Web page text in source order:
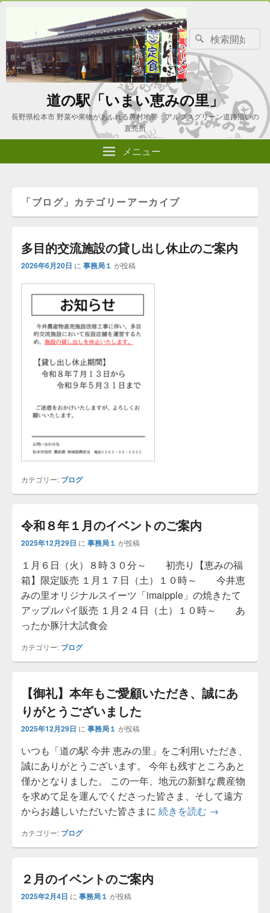
道の駅「いまい恵みの里」
長野県松本市 野菜や果物があふれる農村地帯：アルプスグリーン道路沿いの
直売所
検
索
対
象:
検
索
メニュー
「ブログ 」カテゴリーアーカイブ
多目的交流施設の貸し出し休止のご案内
2026年6月20日 に 事務局１ が投稿
カテゴリー: ブログ
令和８年１月のイベントのご案内
2025年12月29日 に 事務局１ が投稿
１月６日（火）８時３０分～ 初売り【恵みの福
箱】限定販売 １月１７日（土）１０時～ 今井恵
みの里オリジナルスイーツ「imaipple」の焼きたて
アップルパイ販売 １月２４日（土）１０時～ あ
ったか豚汁大試食会
カテゴリー: ブログ
【御礼】本年もご愛顧いただき、誠にあ
りがとうございました
2025年12月29日 に 事務局１ が投稿
いつも「道の駅 今井 恵みの里」をご利用いただき、
誠にありがとうございます。 今年も残すところあと
僅かとなりました。 この一年、地元の新鮮な農産物
を求めて足を運んでくださった皆さま、そして遠方
からお越しいただいた皆さまに 続きを読む 【御礼】本
→
カテゴリー: ブログ
２月のイベントのご案内
2025年2月4日 に 事務局１ が投稿